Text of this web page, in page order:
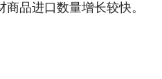
品进口数量增长较快。